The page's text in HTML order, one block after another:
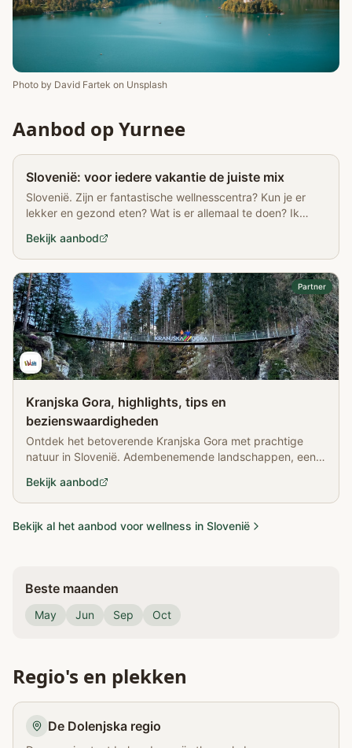
Photo by David Fartek on Unsplash
Aanbod op Yurnee
Slovenië: voor iedere vakantie de juiste mix
Slovenië. Zijn er fantastische wellnesscentra? Kun je er
lekker en gezond eten? Wat is er allemaal te doen? Ik
Bekijk aanbod
Partner
Kranjska Gora, highlights, tips en
bezienswaardigheden
Ontdek het betoverende Kranjska Gora met prachtige
natuur in Slovenië. Adembenemende landschappen, een
Bekijk aanbod
Bekijk al het aanbod voor wellness in Slovenië
Beste maanden
May Jun Sep Oct
Regio's en plekken
De Dolenjska regio